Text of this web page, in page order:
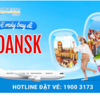
Việt Nam